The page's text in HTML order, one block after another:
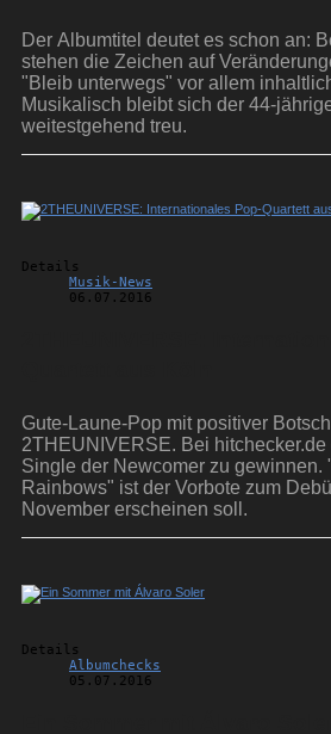
Der Albumtitel deutet es schon an:
stehen die Zeichen auf
"Bleib unterwegs" vor allem
Musikalisch bleibt sich der 44-
weitestgehend treu.
Details
Musik-News
06.07.2016
Gute-Laune-Pop mit positiver
2THEUNIVERSE. Bei
Single der Newcomer zu gewinnen.
Rainbows" ist der Vorbote zum
November erscheinen soll.
Details
Albumchecks
05.07.2016